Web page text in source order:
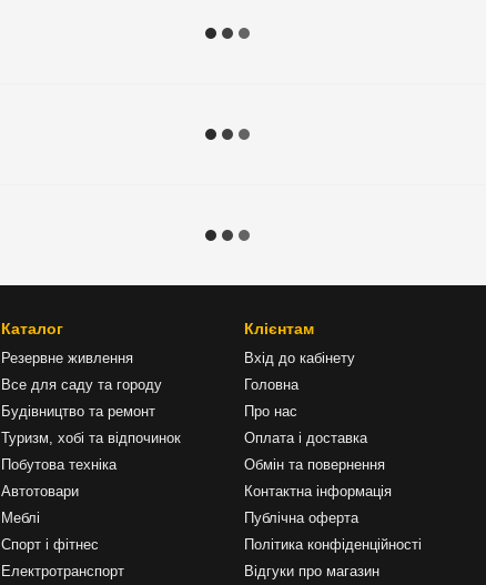
Каталог
Резервне живлення
Все для саду та городу
Будівництво та ремонт
Туризм, хобі та відпочинок
Побутова техніка
Автотовари
Меблі
Спорт і фітнес
Електротранспорт
Клієнтам
Вхід до кабінету
Головна
Про нас
Оплата і доставка
Обмін та повернення
Контактна інформація
Публічна оферта
Політика конфіденційності
Відгуки про магазин